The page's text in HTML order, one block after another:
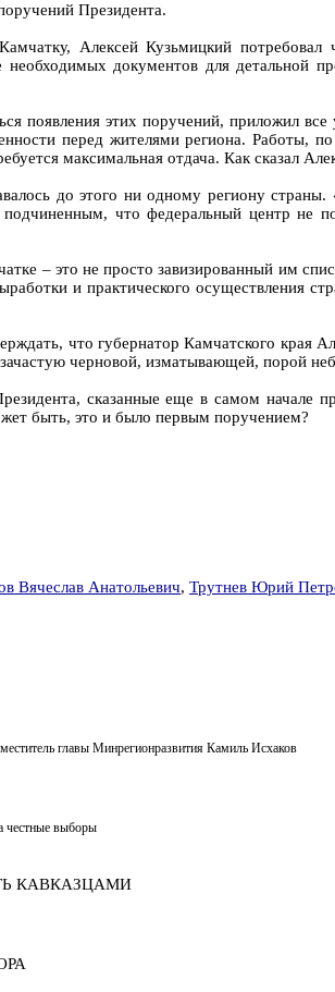
Президента.
Алексей Кузьмицкий
необходимых документов для
появления этих поручений, приложил
перед жителями региона. Работы,
максимальная отдача. Как сказал
до этого ни одному региону
что федеральный центр не
– это не просто завизированный им
и практического осуществления
что губернатор Камчатского края
черновой, изматывающей, порой
сказанные еще в самом начале
быть, это и было первым поручением?
Вячеслав Анатольевич, Трутнев Юрий
главы Минрегионразвития Камиль Исхаков
честные выборы
КАВКАЗЦАМИ